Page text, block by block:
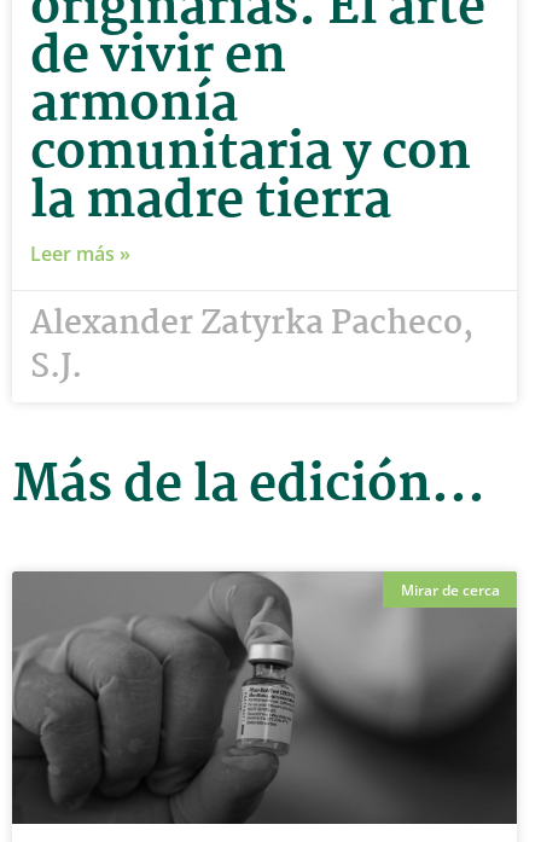
de vivir en
armonía
comunitaria y con
la madre tierra
Leer más »
Alexander Zatyrka Pacheco,
S.J.
Más de la edición...
Mirar de cerca